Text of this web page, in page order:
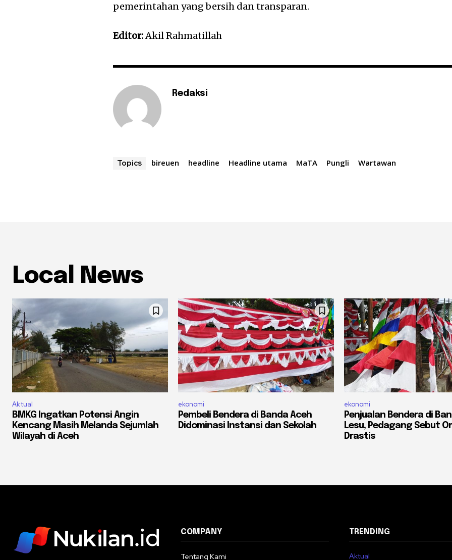
pemerintahan yang bersih dan transparan.
Editor:Akil Rahmatillah
Redaksi
Topics bireuen headline Headline utama MaTA Pungli Wartawan
Local News
Aktual
BMKG Ingatkan Potensi Angin
Kencang Masih Melanda Sejumlah
Wilayah di Aceh
ekonomi
Pembeli Bendera di Banda Aceh
Didominasi Instansi dan Sekolah
ekonomi
Penjualan Bendera di
Lesu, Pedagang Sebut
Drastis
COMPANY
Tentang Kami
TRENDING
Aktual